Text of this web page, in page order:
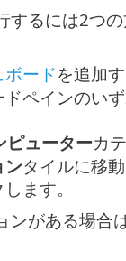
するには2つ
ードを追加
ペインのい
ピューターカ
ンタイルに移動
ます。
ンがある場合